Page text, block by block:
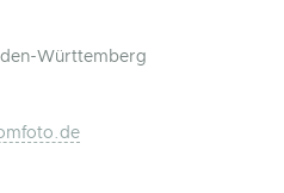
Württemberg